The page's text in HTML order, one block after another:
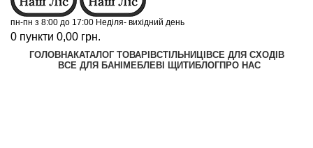
пн-пн з 8:00 до 17:00 Неділя- вихідний день
0 пункти 0,00 грн.
ГОЛОВНАКАТАЛОГ ТОВАРІВСТІЛЬНИЦІ ВСЕ ДЛЯ СХОДІВ
ВСЕ ДЛЯ БАНІ МЕБЛЕВІ ЩИТИ БЛОГПРО НАС